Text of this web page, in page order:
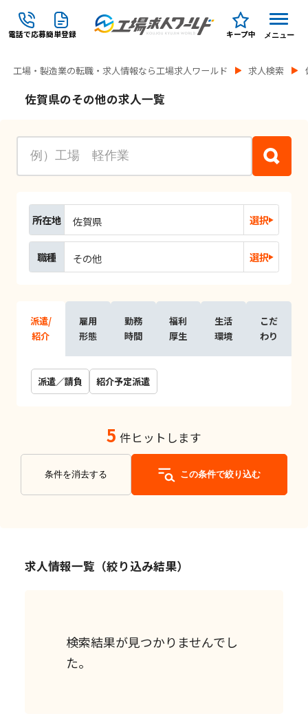
電話で応募簡単登録 キープ中 メニュー
工場・製造業の転職・求人情報なら工場求人ワールド 求人検索
佐賀県のその他の求人一覧
所在地 佐賀県 選択
職種 その他 選択
派遣/
紹介
雇用
形態
勤務
時間
福利
厚生
生活
環境
こだ
わり
派遣／請負 紹介予定派遣
5 件ヒットします
条件を消去する この条件で絞り込む
求人情報一覧（絞り込み結果）
検索結果が見つかりませんでし
た。